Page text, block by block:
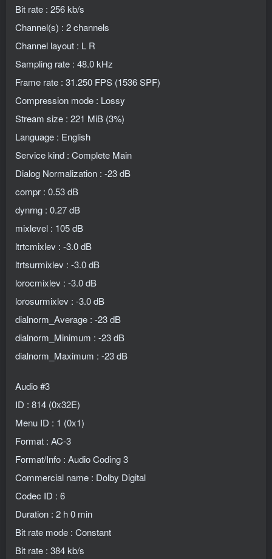
Bit rate : 256 kb/s
Channel(s) : 2 channels
Channel layout : L R
Sampling rate : 48.0 kHz
Frame rate : 31.250 FPS (1536 SPF)
Compression mode : Lossy
Stream size : 221 MiB (3%)
Language : English
Service kind : Complete Main
Dialog Normalization : -23 dB
compr : 0.53 dB
dynrng : 0.27 dB
mixlevel : 105 dB
ltrtcmixlev : -3.0 dB
ltrtsurmixlev : -3.0 dB
lorocmixlev : -3.0 dB
lorosurmixlev : -3.0 dB
dialnorm_Average : -23 dB
dialnorm_Minimum : -23 dB
dialnorm_Maximum : -23 dB
Audio #3
ID : 814 (0x32E)
Menu ID : 1 (0x1)
Format : AC-3
Format/Info : Audio Coding 3
Commercial name : Dolby Digital
Codec ID : 6
Duration : 2 h 0 min
Bit rate mode : Constant
Bit rate : 384 kb/s